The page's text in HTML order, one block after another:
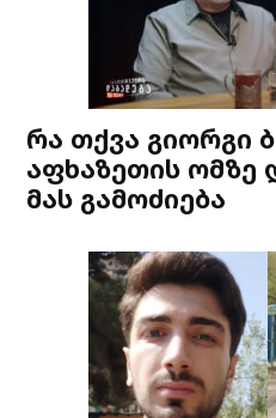
რა თქვა გიორგი
აფხაზეთის ომზე
მას გამოძიება